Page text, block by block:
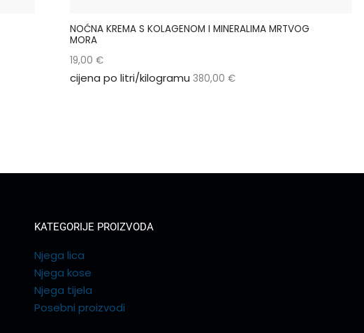
NOĆNA KREMA S KOLAGENOM I MINERALIMA MRTVOG
MORA
19,00 €
cijena po litri/kilogramu 380,00 €
KATEGORIJE PROIZVODA
Njega lica
Njega kose
Njega tijela
Posebni proizvodi